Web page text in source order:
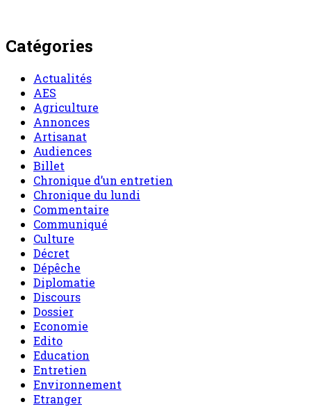
Catégories
Actualités
AES
Agriculture
Annonces
Artisanat
Audiences
Billet
Chronique d’un entretien
Chronique du lundi
Commentaire
Communiqué
Culture
Décret
Dépêche
Diplomatie
Discours
Dossier
Economie
Edito
Education
Entretien
Environnement
Etranger